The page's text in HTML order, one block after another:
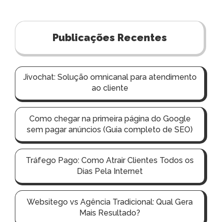
Publicações Recentes
Jivochat: Solução omnicanal para atendimento
ao cliente
Como chegar na primeira página do Google
sem pagar anúncios (Guia completo de SEO)
Tráfego Pago: Como Atrair Clientes Todos os
Dias Pela Internet
Websitego vs Agência Tradicional: Qual Gera
Mais Resultado?